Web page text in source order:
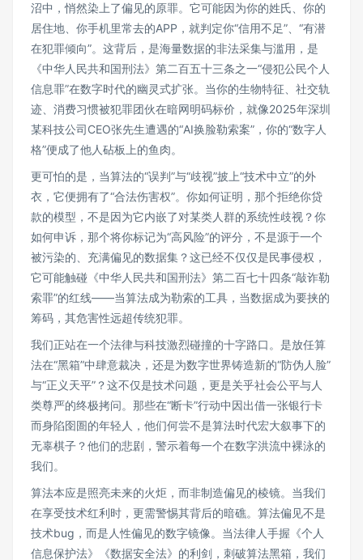
沼中，悄然染上了偏见的原罪。它可能因为你的姓氏、你的
居住地、你手机里常去的APP，就判定你“信用不足”、“有潜
在犯罪倾向”。这背后，是海量数据的非法采集与滥用，是
《中华人民共和国刑法》第二百五十三条之一“侵犯公民个人
信息罪”在数字时代的幽灵式扩张。当你的生物特征、社交轨
迹、消费习惯被犯罪团伙在暗网明码标价，就像2025年深圳
某科技公司CEO张先生遭遇的“AI换脸勒索案”，你的“数字人
格”便成了他人砧板上的鱼肉。
更可怕的是，当算法的“误判”与“歧视”披上“技术中立”的外
衣，它便拥有了“合法伤害权”。你如何证明，那个拒绝你贷
款的模型，不是因为它内嵌了对某类人群的系统性歧视？你
如何申诉，那个将你标记为“高风险”的评分，不是源于一个
被污染的、充满偏见的数据集？这已经不仅仅是民事侵权，
它可能触碰《中华人民共和国刑法》第二百七十四条“敲诈勒
索罪”的红线——当算法成为勒索的工具，当数据成为要挟的
筹码，其危害性远超传统犯罪。
我们正站在一个法律与科技激烈碰撞的十字路口。是放任算
法在“黑箱”中肆意裁决，还是为数字世界铸造新的“防伪人脸”
与“正义天平”？这不仅是技术问题，更是关乎社会公平与人
类尊严的终极拷问。那些在“断卡”行动中因出借一张银行卡
而身陷囹圄的年轻人，他们何尝不是算法时代宏大叙事下的
无辜棋子？他们的悲剧，警示着每一个在数字洪流中裸泳的
我们。
算法本应是照亮未来的火炬，而非制造偏见的棱镜。当我们
在享受技术红利时，更需警惕其背后的暗礁。算法偏见不是
技术bug，而是人性偏见的数字镜像。当法律人手握《个人
信息保护法》《数据安全法》的利剑，刺破算法黑箱，我们